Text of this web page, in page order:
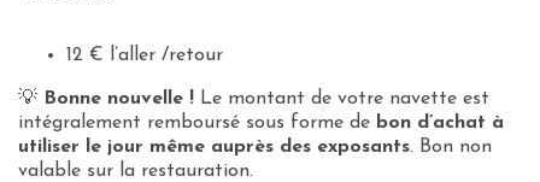
12 € l’aller /retour
💡 Bonne nouvelle ! Le montant de votre navette est
intégralement remboursé sous forme de bon d’achat à
utiliser le jour même auprès des exposants. Bon non
valable sur la restauration.